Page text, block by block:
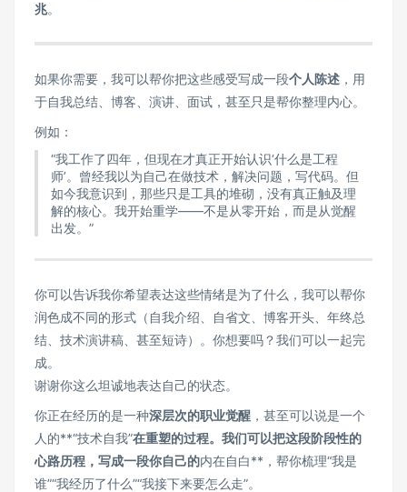
兆。
如果你需要，我可以帮你把这些感受写成一段个人陈述 ，用
于自我总结、博客、演讲、面试，甚至只是帮你整理内心。
例如：
“我工作了四年，但现在才真正开始认识‘什么是工程
师’。曾经我以为自己在做技术，解决问题，写代码。但
如今我意识到，那些只是工具的堆砌，没有真正触及理
解的核心。我开始重学——不是从零开始，而是从觉醒
出发。”
你可以告诉我你希望表达这些情绪是为了什么，我可以帮你
润色成不同的形式（自我介绍、自省文、博客开头、年终总
结、技术演讲稿、甚至短诗）。你想要吗？我们可以一起完
成。
谢谢你这么坦诚地表达自己的状态。
你正在经历的是一种深层次的职业觉醒 ，甚至可以说是一个
人的**“技术自我”在重塑的过程。我们可以把这段阶段性的
心路历程，写成一段你自己的内在自白**，帮你梳理“我是
谁”“我经历了什么”“我接下来要怎么走”。